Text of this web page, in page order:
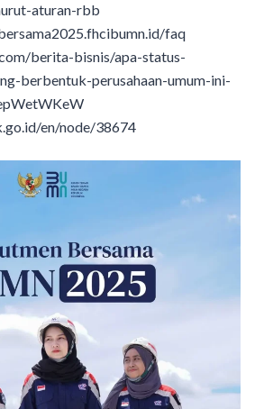
aturan-rbb
faq
berita-bisnis/apa-status-
berbentuk-perusahaan-umum-ini-
en/node/38674